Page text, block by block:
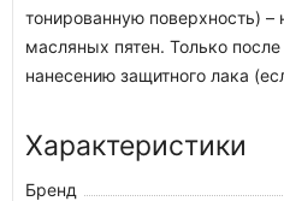
тонированную поверхность) –
масляных пятен. Только после
нанесению защитного лака
Характеристики
Бренд